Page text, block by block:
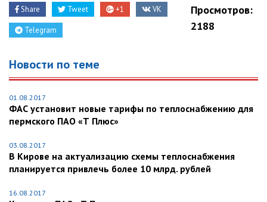
Share Tweet +1 VK
Telegram
Просмотров:
2188
Новости по теме
01.08.2017
ФАС установит новые тарифы по теплоснабжению для
пермского ПАО «Т Плюс»
03.08.2017
В Кирове на актуализацию схемы теплоснабжения
планируется привлечь более 10 млрд. рублей
16.08.2017